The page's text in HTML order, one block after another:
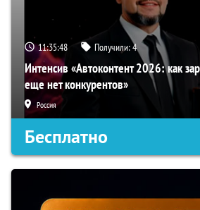
11:35:47 Получили:4
Интенсив «Автоконтент 2026: как
еще нет конкурентов»
Россия
Бесплатно